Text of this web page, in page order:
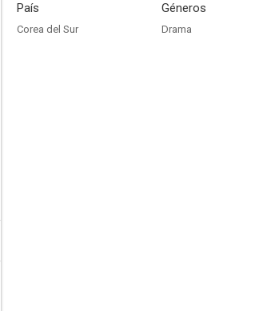
País
Corea del Sur
Géneros
Drama